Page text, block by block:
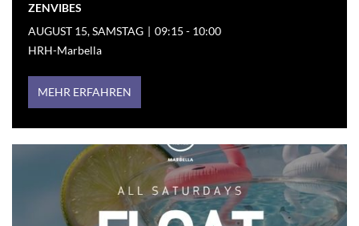
ZENVIBES
AUGUST 15, SAMSTAG
09:15 - 10:00
HRH-Marbella
MEHR ERFAHREN